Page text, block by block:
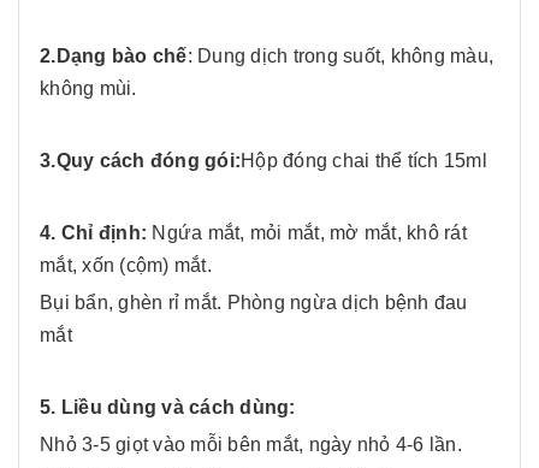
2.Dạng bào chế: Dung dịch trong suốt, không màu,
không mùi.
3.Quy cách đóng gói:Hộp đóng chai thể tích 15ml
4. Chỉ định: Ngứa mắt, mỏi mắt, mờ mắt, khô rát
mắt, xốn (cộm) mắt.
Bụi bẩn, ghèn rỉ mắt. Phòng ngừa dịch bệnh đau
mắt
5. Liều dùng và cách dùng:
Nhỏ 3-5 giọt vào mỗi bên mắt, ngày nhỏ 4-6 lần.